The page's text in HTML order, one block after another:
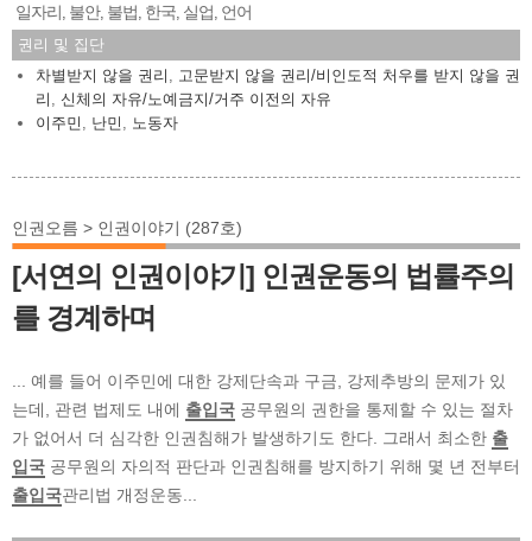
일자리 불안, 불법 한국 실업 언어
권리 및 집단
차별받지 않을 권리
고문받지 않을 권리/비인도적 처우를 받지 않을 권
리
신체의 자유/노예금지/거주 이전의 자유
이주민
난민 노동자
인권오름 > 인권이야기 (287호)
[서연의 인권이야기] 인권운동의 법률주의
를 경계하며
... 예를 들어 이주민에 대한 강제단속과 구금, 강제추방의 문제가 있
는데, 관련 법제도 내에 출입국 공무원의 권한을 통제할 수 있는 절차
가 없어서 더 심각한 인권침해가 발생하기도 한다. 그래서 최소한 출
입국 공무원의 자의적 판단과 인권침해를 방지하기 위해 몇 년 전부터
출입국관리법 개정운동...